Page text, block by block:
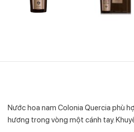
Nước hoa nam Colonia Quercia phù
hương trong vòng một cánh tay.